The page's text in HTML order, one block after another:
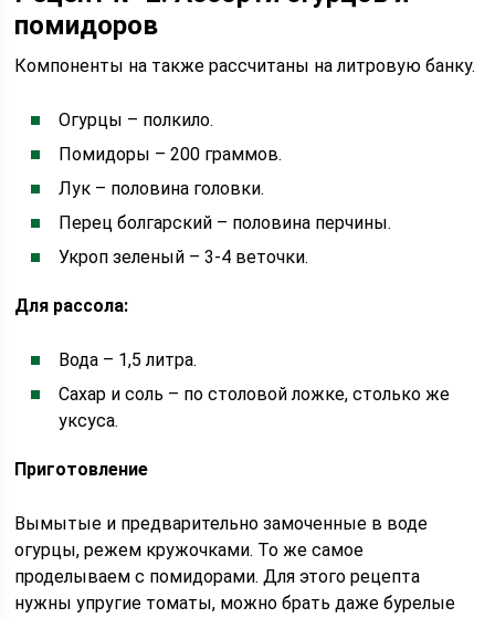
помидоров
Компоненты на также рассчитаны на литровую банку.
Огурцы – полкило.
Помидоры – 200 граммов.
Лук – половина головки.
Перец болгарский – половина перчины.
Укроп зеленый – 3-4 веточки.
Для рассола:
Вода – 1,5 литра.
Сахар и соль – по столовой ложке, столько же
уксуса.
Приготовление
Вымытые и предварительно замоченные в воде
огурцы, режем кружочками. То же самое
проделываем с помидорами. Для этого рецепта
нужны упругие томаты, можно брать даже бурелые